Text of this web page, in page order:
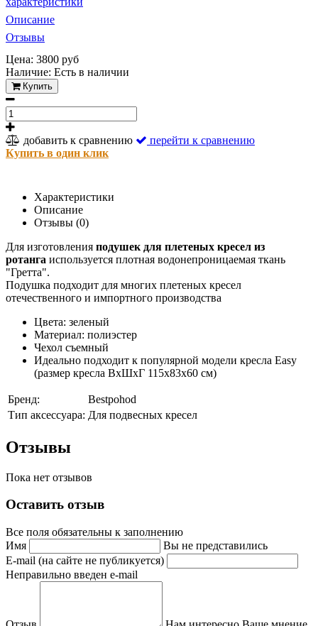
Описание
Отзывы
Цена: 3800 руб
Наличие: Есть в наличии
Купить
добавить к сравнению
перейти к сравнению
Купить в один клик
Характеристики
Описание
Отзывы (0)
Для изготовления подушек для плетеных кресел из
ротанга используется плотная водонепроницаемая ткань
"Гретта".
Подушка подходит для многих плетеных кресел
отечественного и импортного производства
Цвета: зеленый
Материал: полиэстер
Чехол съемный
Идеально подходит к популярной модели кресла Easy
(размер кресла ВхШхГ 115х83х60 см)
Бренд:
Bestpohod
Тип аксессуара: Для подвесных кресел
Отзывы
Пока нет отзывов
Оставить отзыв
Все поля обязательны к заполнению
Имя
Вы не представились
E-mail (на сайте не публикуется)
Неправильно введен e-mail